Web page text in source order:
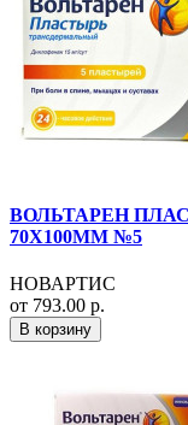
ВОЛЬТАРЕН
70Х100ММ №5
НОВАРТИС
от 793.00 р.
В корзину